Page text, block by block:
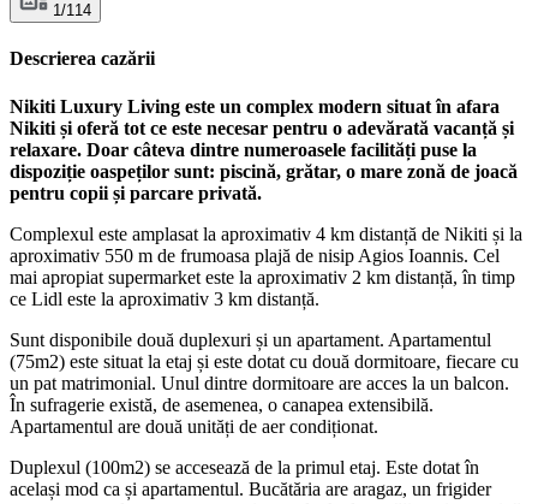
1/114
Descrierea cazării
Nikiti Luxury Living este un complex modern situat în afara
Nikiti și oferă tot ce este necesar pentru o adevărată vacanță și
relaxare. Doar câteva dintre numeroasele facilități puse la
dispoziție oaspeților sunt: piscină, grătar, o mare zonă de joacă
pentru copii și parcare privată.
Complexul este amplasat la aproximativ 4 km distanță de Nikiti și la
aproximativ 550 m de frumoasa plajă de nisip Agios Ioannis. Cel
mai apropiat supermarket este la aproximativ 2 km distanță, în timp
ce Lidl este la aproximativ 3 km distanță.
Sunt disponibile două duplexuri și un apartament. Apartamentul
(75m2) este situat la etaj și este dotat cu două dormitoare, fiecare cu
un pat matrimonial. Unul dintre dormitoare are acces la un balcon.
În sufragerie există, de asemenea, o canapea extensibilă.
Apartamentul are două unități de aer condiționat.
Duplexul (100m2) se accesează de la primul etaj. Este dotat în
același mod ca și apartamentul. Bucătăria are aragaz, un frigider